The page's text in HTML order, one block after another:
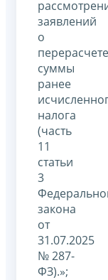
заявлений
о
перерасчете
суммы
ранее
налога
(часть
11
статьи
3
закона
от
31.07.2025
№ 287-
ФЗ).»;